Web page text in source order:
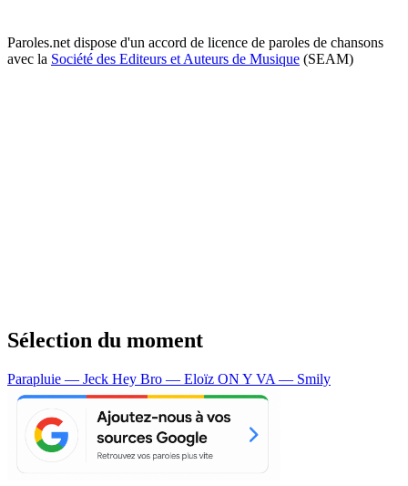
Paroles.net dispose d'un accord de licence de paroles de chansons
avec la Société des Editeurs et Auteurs de Musique (SEAM)
Sélection du moment
Parapluie — Jeck Hey Bro — Eloïz ON Y VA — Smily